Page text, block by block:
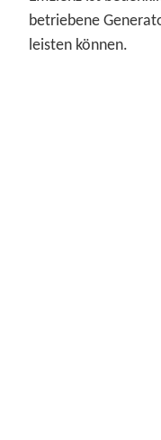
betriebene
leisten können.